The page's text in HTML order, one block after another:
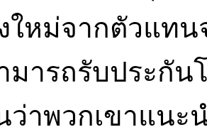
ใหม่จากตัวแท
ารถรับประกัน
ว่าพวกเขาแนะ